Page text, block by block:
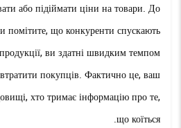
або підіймати ціни на товари. До
помітите, що конкуренти спускають
ви здатні швидким темпом
покупців. Фактично це, ваш
хто тримає інформацію про те,
що коїться.